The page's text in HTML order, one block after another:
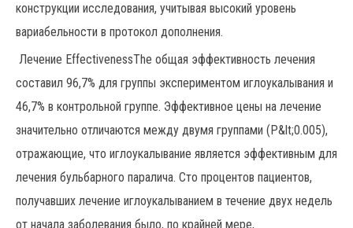
конструкции исследования, учитывая высокий уровень
вариабельности в протокол дополнения.
Лечение EffectivenessThe общая эффективность лечения
составил 96,7% для группы экспериментом иглоукалывания и
46,7% в контрольной группе. Эффективное цены на лечение
значительно отличаются между двумя группами (Р&lt;0.005),
отражающие, что иглоукалывание является эффективным для
лечения бульбарного паралича. Сто процентов пациентов,
получавших лечение иглоукалыванием в течение двух недель
от начала заболевания было, по крайней мере,